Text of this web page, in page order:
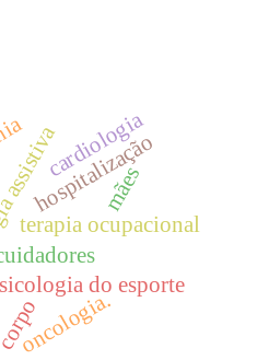
terapia ocupacional
do esporte
hospitalização
oncologia.
mães
corpo
cardiologia